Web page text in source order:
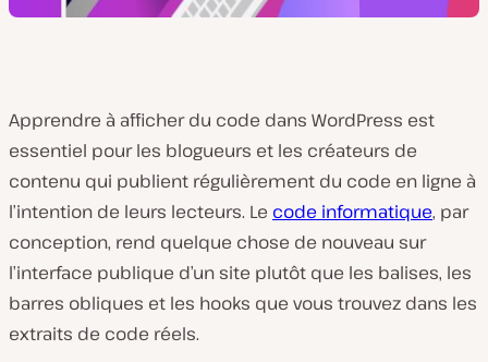
Apprendre à afficher du code dans WordPress est
essentiel pour les blogueurs et les créateurs de
contenu qui publient régulièrement du code en ligne à
l’intention de leurs lecteurs. Le code informatique, par
conception, rend quelque chose de nouveau sur
l’interface publique d’un site plutôt que les balises, les
barres obliques et les hooks que vous trouvez dans les
extraits de code réels.